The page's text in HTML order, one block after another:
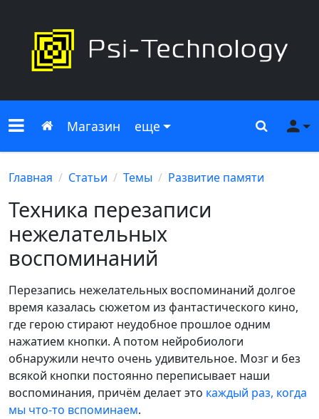
Меню сайта
Главная
Магазин еще Поиск
Главная Статьи Темы Развитие памяти
Техника перезаписи
нежелательных
воспоминаний
Перезапись нежелательных воспоминаний долгое
время казалась сюжетом из фантастического кино,
где герою стирают неудобное прошлое одним
нажатием кнопки. А потом нейробиологи
обнаружили нечто очень удивительное. Мозг и без
всякой кнопки постоянно переписывает наши
воспоминания, причём делает это каждый раз, когда
мы что-то вспоминаем.